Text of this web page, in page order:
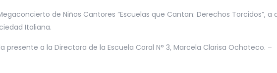
de Niños Cantores “Escuelas que Cantan: Derechos Torcidos”, a
Italiana.
presente a la Directora de la Escuela Coral N° 3, Marcela Clarisa Ochoteco. –